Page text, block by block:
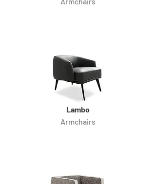
Lambo
Armchairs